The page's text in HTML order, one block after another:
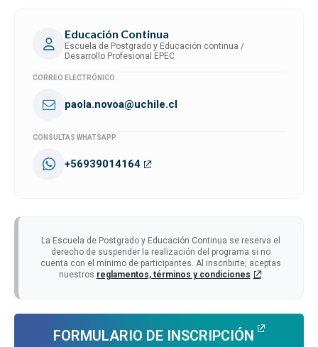
Educación Continua
Escuela de Postgrado y Educación continua /
Desarrollo Profesional EPEC
CORREO ELECTRÓNICO
paola.novoa@uchile.cl
CONSULTAS WHATSAPP
+56939014164
La Escuela de Postgrado y Educación Continua se reserva el
derecho de suspender la realización del programa si no
cuenta con el mínimo de participantes. Al inscribirte, aceptas
nuestros reglamentos, términos y condiciones .
FORMULARIO DE INSCRIPCIÓN